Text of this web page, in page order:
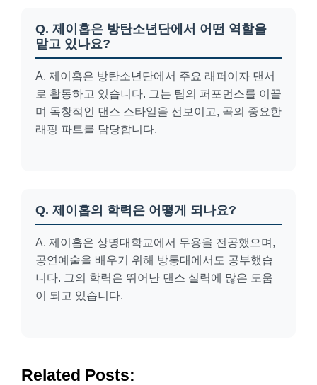
Q. 제이홉은 방탄소년단에서 어떤 역할을
맡고 있나요?
A. 제이홉은 방탄소년단에서 주요 래퍼이자 댄서
로 활동하고 있습니다. 그는 팀의 퍼포먼스를 이끌
며 독창적인 댄스 스타일을 선보이고, 곡의 중요한
래핑 파트를 담당합니다.
Q. 제이홉의 학력은 어떻게 되나요?
A. 제이홉은 상명대학교에서 무용을 전공했으며,
공연예술을 배우기 위해 방통대에서도 공부했습
니다. 그의 학력은 뛰어난 댄스 실력에 많은 도움
이 되고 있습니다.
Related Posts: